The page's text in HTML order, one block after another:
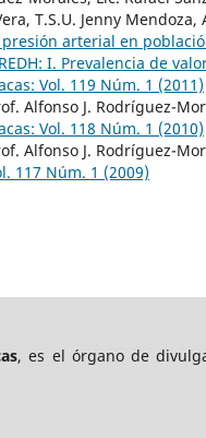
T.S.U. Jenny
arterial en
I. Prevalencia de
Vol. 119 Núm. 1 (2011)
Alfonso J. Rodríguez-
Vol. 118 Núm. 1 (2010)
Alfonso J. Rodríguez-
117 Núm. 1 (2009)
, es el órgano de